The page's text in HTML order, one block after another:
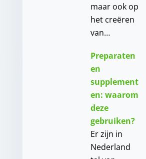
maar ook op
het creëren
van…
Preparaten
en
supplement
en: waarom
deze
gebruiken?
Er zijn in
Nederland